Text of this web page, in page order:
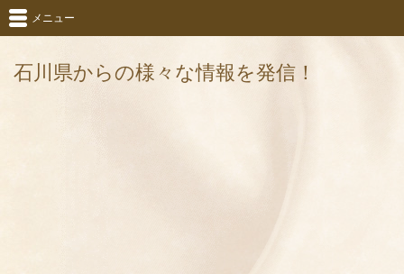
石川県からの様々な情報を発信！
メニュー